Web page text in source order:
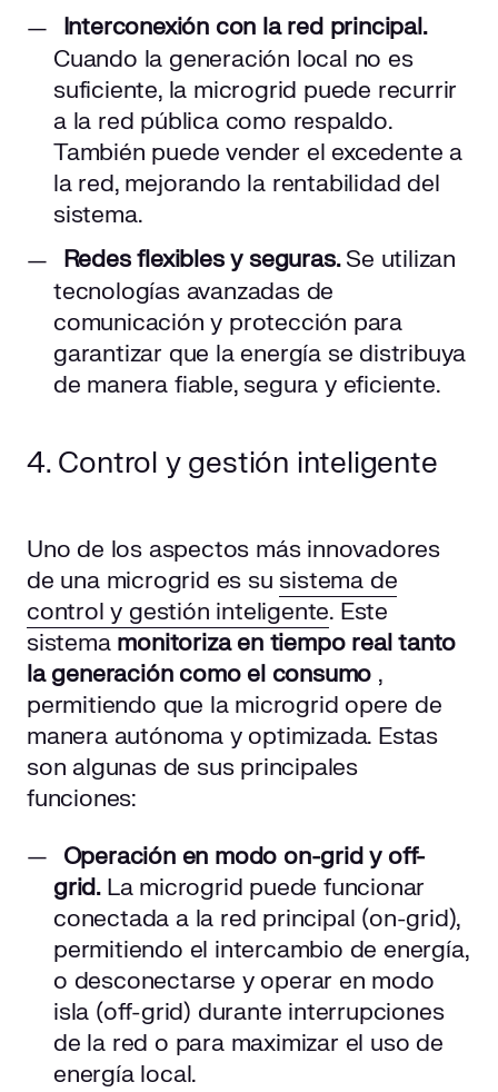
Interconexión con la red principal.
Cuando la generación local no es
suficiente, la microgrid puede recurrir
a la red pública como respaldo.
También puede vender el excedente a
la red, mejorando la rentabilidad del
sistema.
Redes flexibles y seguras.Se utilizan
tecnologías avanzadas de
comunicación y protección para
garantizar que la energía se distribuya
de manera fiable, segura y eficiente.
4. Control y gestión inteligente
Uno de los aspectos más innovadores
de una microgrid es su sistema de
control y gestión inteligente. Este
sistema monitoriza en tiempo real tanto
la generación como el consumo ,
permitiendo que la microgrid opere de
manera autónoma y optimizada. Estas
son algunas de sus principales
funciones:
Operación en modo on-grid y off-
grid. La microgrid puede funcionar
conectada a la red principal (on-grid),
permitiendo el intercambio de energía,
o desconectarse y operar en modo
isla (off-grid) durante interrupciones
de la red o para maximizar el uso de
energía local.